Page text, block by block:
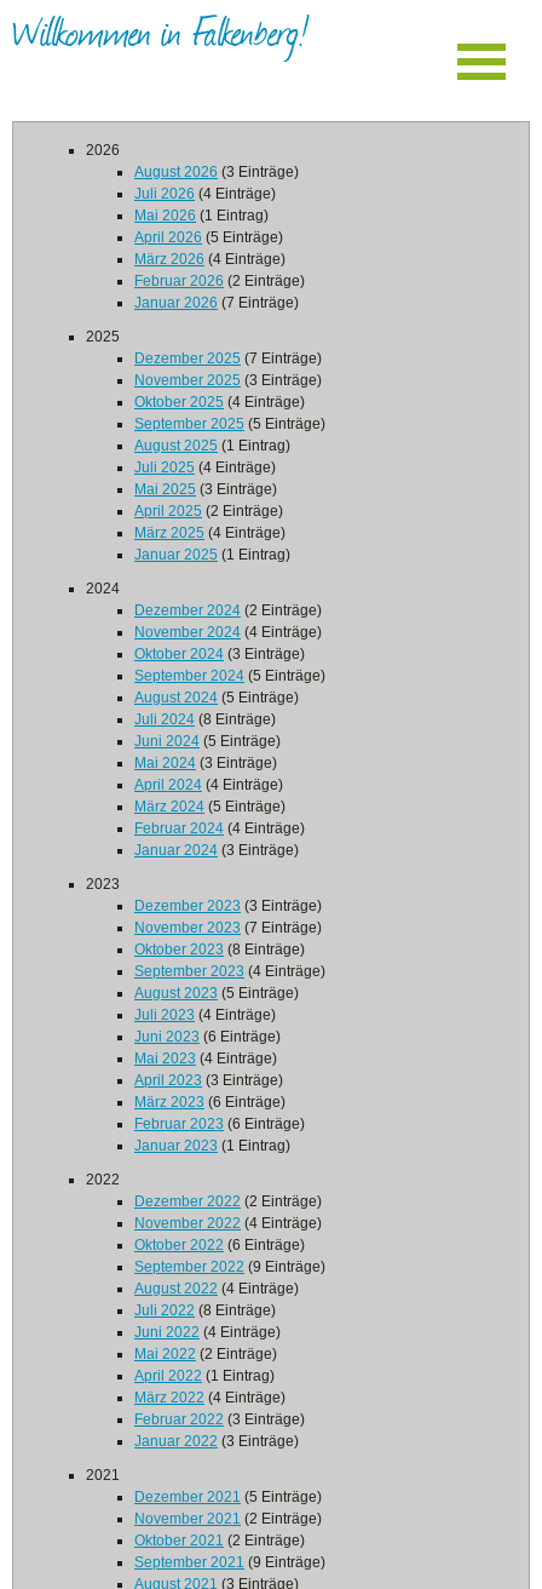
Willkommen in Falkenberg!
2026
August 2026 (3 Einträge)
Juli 2026 (4 Einträge)
Mai 2026 (1 Eintrag)
April 2026 (5 Einträge)
März 2026 (4 Einträge)
Februar 2026 (2 Einträge)
Januar 2026 (7 Einträge)
2025
Dezember 2025 (7 Einträge)
November 2025 (3 Einträge)
Oktober 2025 (4 Einträge)
September 2025 (5 Einträge)
August 2025 (1 Eintrag)
Juli 2025 (4 Einträge)
Mai 2025 (3 Einträge)
April 2025 (2 Einträge)
März 2025 (4 Einträge)
Januar 2025 (1 Eintrag)
2024
Dezember 2024 (2 Einträge)
November 2024 (4 Einträge)
Oktober 2024 (3 Einträge)
September 2024 (5 Einträge)
August 2024 (5 Einträge)
Juli 2024 (8 Einträge)
Juni 2024 (5 Einträge)
Mai 2024 (3 Einträge)
April 2024 (4 Einträge)
März 2024 (5 Einträge)
Februar 2024 (4 Einträge)
Januar 2024 (3 Einträge)
2023
Dezember 2023 (3 Einträge)
November 2023 (7 Einträge)
Oktober 2023 (8 Einträge)
September 2023 (4 Einträge)
August 2023 (5 Einträge)
Juli 2023 (4 Einträge)
Juni 2023 (6 Einträge)
Mai 2023 (4 Einträge)
April 2023 (3 Einträge)
März 2023 (6 Einträge)
Februar 2023 (6 Einträge)
Januar 2023 (1 Eintrag)
2022
Dezember 2022 (2 Einträge)
November 2022 (4 Einträge)
Oktober 2022 (6 Einträge)
September 2022 (9 Einträge)
August 2022 (4 Einträge)
Juli 2022 (8 Einträge)
Juni 2022 (4 Einträge)
Mai 2022 (2 Einträge)
April 2022 (1 Eintrag)
März 2022 (4 Einträge)
Februar 2022 (3 Einträge)
Januar 2022 (3 Einträge)
2021
Dezember 2021 (5 Einträge)
November 2021 (2 Einträge)
Oktober 2021 (2 Einträge)
September 2021 (9 Einträge)
August 2021 (3 Einträge)